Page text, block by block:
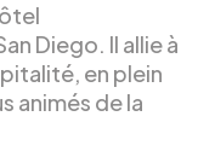
Diego. Il allie à
en plein
animés de la